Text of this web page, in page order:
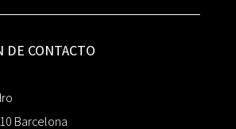
DE CONTACTO
Barcelona